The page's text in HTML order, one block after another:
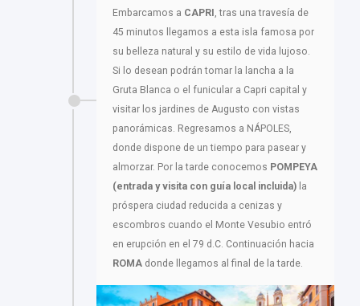
Embarcamos a CAPRI, tras una travesía de
45 minutos llegamos a esta isla famosa por
su belleza natural y su estilo de vida lujoso.
Si lo desean podrán tomar la lancha a la
Gruta Blanca o el funicular a Capri capital y
visitar los jardines de Augusto con vistas
panorámicas. Regresamos a NÁPOLES,
donde dispone de un tiempo para pasear y
almorzar. Por la tarde conocemos POMPEYA
(entrada y visita con guía local incluida) la
próspera ciudad reducida a cenizas y
escombros cuando el Monte Vesubio entró
en erupción en el 79 d.C. Continuación hacia
ROMA donde llegamos al final de la tarde.